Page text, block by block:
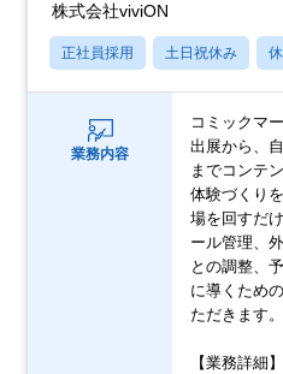
株式会社viviON
正社員採用 土日祝休み
業務内容
コミックマ
出展から、
までコンテ
体験づくり
場を回すだ
ール管理、
との調整、
に導くため
ただきます。
【業務詳細】